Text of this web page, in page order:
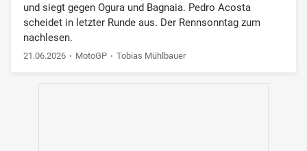
und siegt gegen Ogura und Bagnaia. Pedro Acosta
scheidet in letzter Runde aus. Der Rennsonntag zum
nachlesen.
21.06.2026 MotoGP Tobias Mühlbauer